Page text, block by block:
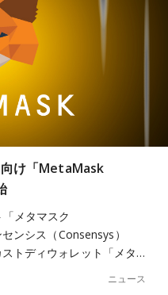
け「MetaMask
メタマスク
ンシス（Consensys）
トディウォレット「メタ…
ニュース